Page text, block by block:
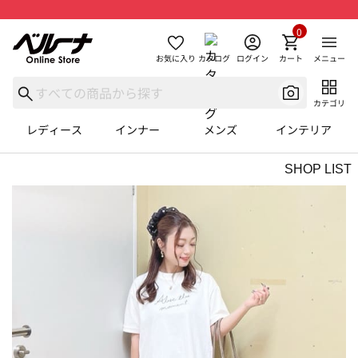
お気に入り カタログ ログイン カート
0
メニュー
カテゴリ
レディース インナー メンズ インテリア
SHOP LIST